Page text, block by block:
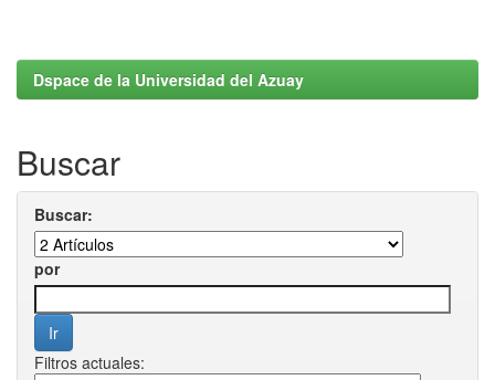
Dspace de la Universidad del Azuay
Buscar
Buscar:
por
Filtros actuales: